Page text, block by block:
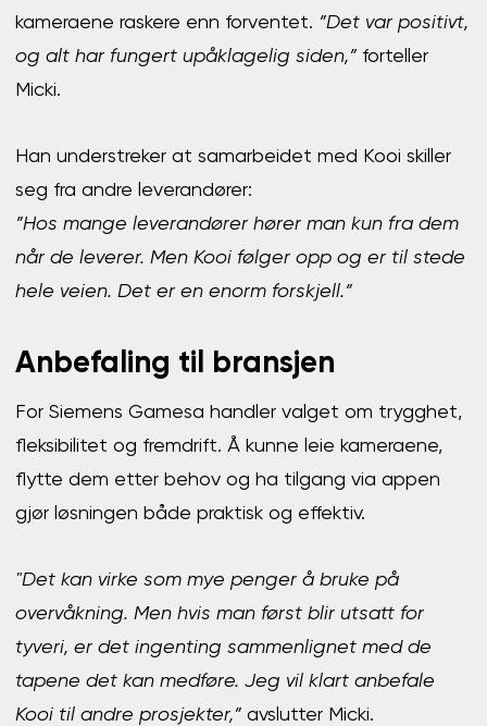
kameraene raskere enn forventet. ”Det var positivt,
og alt har fungert upåklagelig siden,”forteller
Micki.
Han understreker at samarbeidet med Kooi skiller
seg fra andre leverandører:
”Hos mange leverandører hører man kun fra dem
når de leverer. Men Kooi følger opp og er til stede
hele veien. Det er en enorm forskjell.”
Anbefaling til bransjen
For Siemens Gamesa handler valget om trygghet,
fleksibilitet og fremdrift. Å kunne leie kameraene,
flytte dem etter behov og ha tilgang via appen
gjør løsningen både praktisk og effektiv.
"Det kan virke som mye penger å bruke på
overvåkning. Men hvis man først blir utsatt for
tyveri, er det ingenting sammenlignet med de
tapene det kan medføre. Jeg vil klart anbefale
Kooi til andre prosjekter,”avslutter Micki.